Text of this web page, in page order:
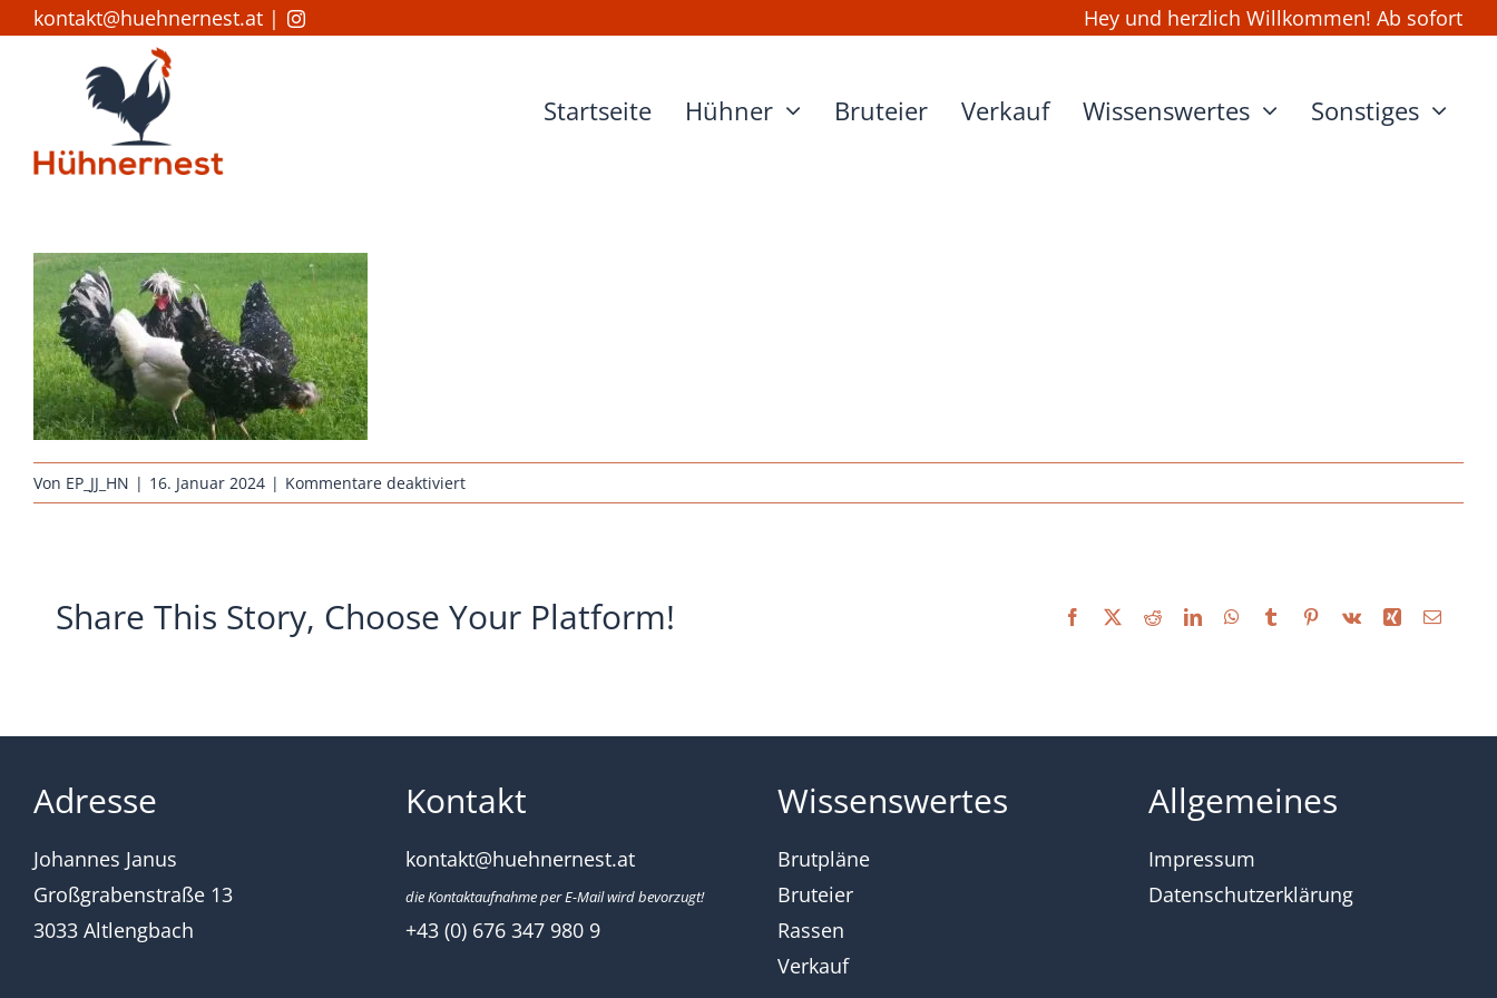
Zumkontakt@huehnernest.at| Hey und herzlich Willkommen! Ab sofort
Startseite Hühner Bruteier Verkauf Wissenswertes Sonstiges
Von EP_JJ_HN | 16. Januar 2024 | Kommentare deaktiviertfür
erhaltungszucht-
Share This Story, Choose Your Platform! Facebook RedditLinkedInWhatsApp
Tumblr Pinterest
Vk Xing E-
Adresse
Johannes Janus
Großgrabenstraße 13
3033 Altlengbach
Kontakt
kontakt@huehnernest.at
die Kontaktaufnahme per E-Mail wird bevorzugt!
+43 (0) 676 347 980 9
Wissenswertes
Brutpläne
Bruteier
Rassen
Verkauf
Allgemeines
Impressum
Datenschutzerklärung